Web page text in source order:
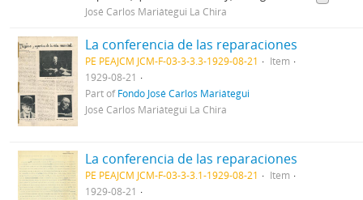
José Carlos Mariátegui La Chira
La conferencia de las reparaciones
PE PEAJCM JCM-F-03-3-3.3-1929-08-21
Item
1929-08-21
Part ofFondo José Carlos Mariátegui
José Carlos Mariátegui La Chira
La conferencia de las reparaciones
PE PEAJCM JCM-F-03-3-3.1-1929-08-21
Item
1929-08-21